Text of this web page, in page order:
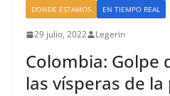
DONDE ESTAMOS EN TIEMPO REAL
29 julio, 2022 Legerin
Colombia: Golpe
las vísperas de